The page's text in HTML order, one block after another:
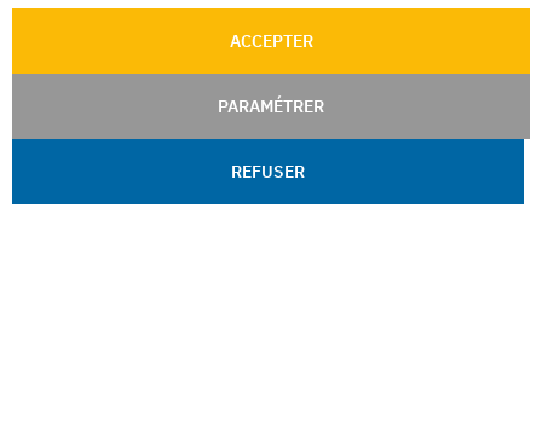
ACCEPTER
PARAMÉTRER
REFUSER